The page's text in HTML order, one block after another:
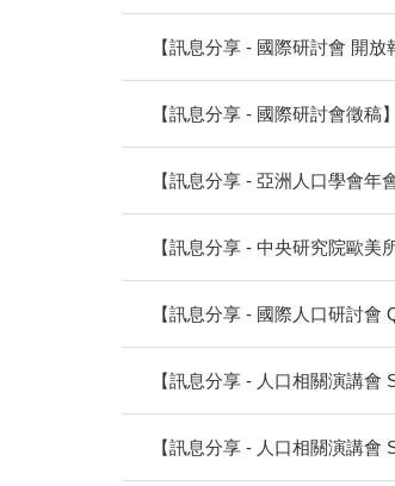
【訊息分享 - 國際研討會 開放
【訊息分享 - 國際研討會徵稿】
【訊息分享 - 亞洲人口學會年
【訊息分享 - 中央研究院歐美
【訊息分享 - 國際人口研討會
【訊息分享 - 人口相關演講會
【訊息分享 - 人口相關演講會